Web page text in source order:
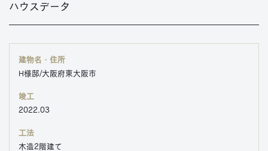
ハウスデータ
建物名・住所
H様邸/大阪府東大阪市
竣工
2022.03
工法
木造2階建て